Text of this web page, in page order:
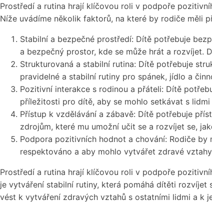
Prostředí a rutina hrají klíčovou roli v podpoře
Níže uvádíme několik faktorů, na které by rodiče měli
Stabilní a bezpečné prostředí: Dítě potřebuje
a bezpečný prostor, kde se může hrát a rozvíjet.
Strukturovaná a stabilní rutina: Dítě potřebuje
pravidelné a stabilní rutiny pro spánek, jídlo a
Pozitivní interakce s rodinou a přáteli: Dítě
příležitosti pro dítě, aby se mohlo setkávat s
Přístup k vzdělávání a zábavě: Dítě potřebuje
zdrojům, které mu umožní učit se a rozvíjet se,
Podpora pozitivních hodnot a chování: Rodiče
respektováno a aby mohlo vytvářet zdravé
Prostředí a rutina hrají klíčovou roli v podpoře
je vytváření stabilní rutiny, která pomáhá dítěti
vést k vytváření zdravých vztahů s ostatními lidmi a k